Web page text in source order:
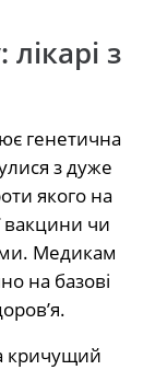
з
генетична
з дуже
якого на
вакцини чи
Медикам
на базові
кричущий